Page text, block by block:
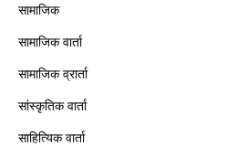
सामाजिक
सामाजिक वार्ता
सामाजिक व्रार्ता
सांस्कृतिक वार्ता
साहित्यिक वार्ता